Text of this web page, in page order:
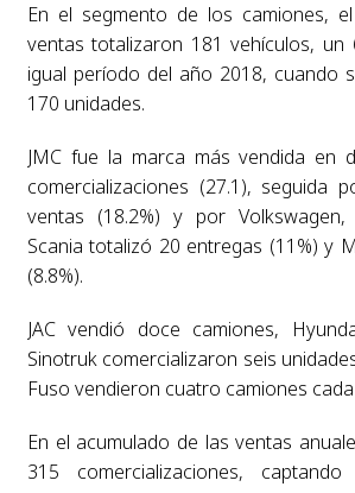
En el segmento de los camiones,
ventas totalizaron 181 vehículos, un
igual período del año 2018, cuando
170 unidades.
JMC fue la marca más vendida en
comercializaciones (27.1), seguida
ventas (18.2%) y por
Scania totalizó 20 entregas (11%) y
(8.8%).
JAC vendió doce camiones,
Sinotruk comercializaron seis
Fuso vendieron cuatro camiones
En el acumulado de las ventas
315 comercializaciones,